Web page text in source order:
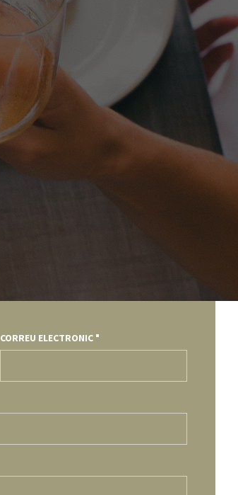
Voliem fer una
restaurant i assentar-
nosaltres teniem
CORREU ELECTRONIC